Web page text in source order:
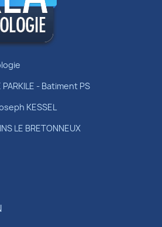
PARKILE - Batiment PS
KESSEL
LE BRETONNEUX